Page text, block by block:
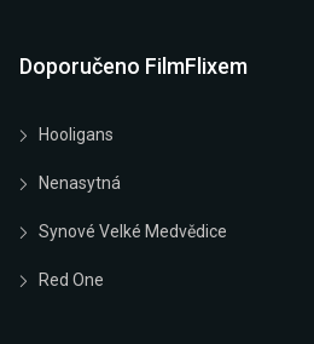
Doporučeno FilmFlixem
Hooligans
Nenasytná
Synové Velké Medvědice
Red One